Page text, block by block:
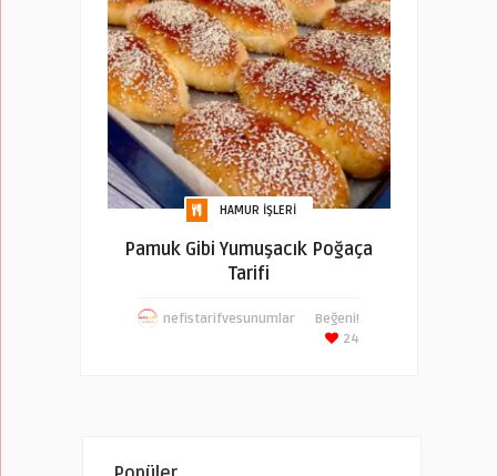
HAMUR İŞLERI
Pamuk Gibi Yumuşacık Poğaça
Tarifi
nefistarifvesunumlar
Beğeni!
24